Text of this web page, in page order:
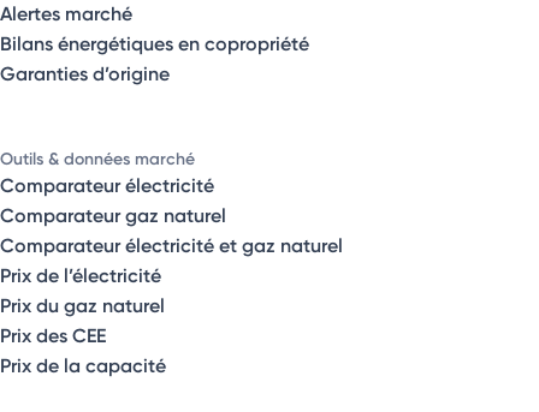
Alertes marché
Bilans énergétiques en copropriété
Garanties d’origine
Outils & données marché
Comparateur électricité
Comparateur gaz naturel
Comparateur électricité et gaz naturel
Prix de l’électricité
Prix du gaz naturel
Prix des CEE
Prix de la capacité